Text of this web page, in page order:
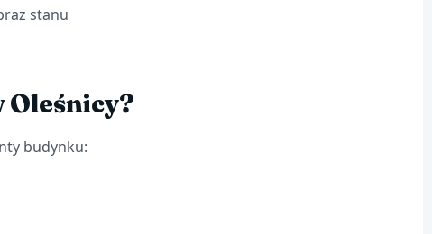
stanu
Oleśnicy?
budynku: